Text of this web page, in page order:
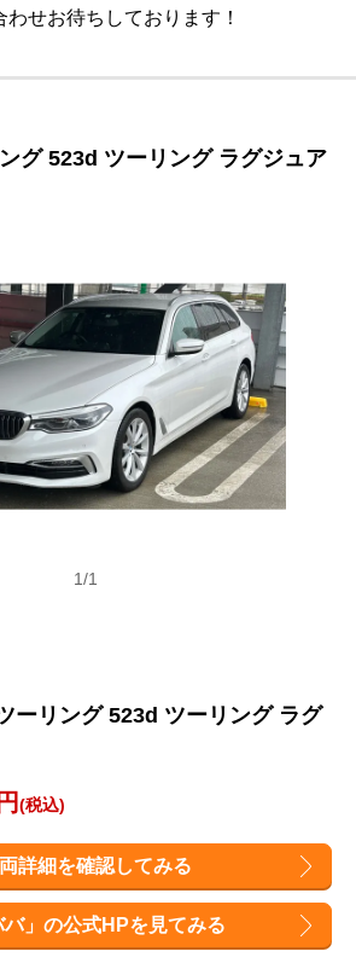
せお待ちしております！
グ 523d ツーリング ラグジュア
1/1
ーリング 523d ツーリング ラグ
(税込)
詳細を確認してみる
バ」の公式HPを見てみる